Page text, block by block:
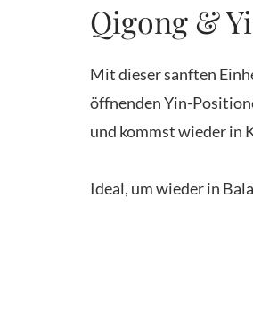
Qigong &
Mit dieser sanften
öffnenden Yin-
und kommst wieder in
Ideal, um wieder in